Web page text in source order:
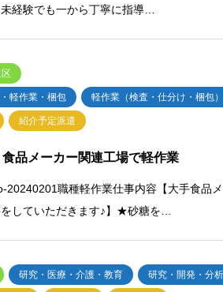
経験でも一から丁寧に指導…
軽作業・梱包 軽作業（検査・仕分け・梱包）
紹介予定派遣
品メーカー関連工場で軽作業
20240201職種軽作業仕事内容【大手食品
していただきます♪】★砂糖を…
研究・医療・介護・教育 研究・開発・分析